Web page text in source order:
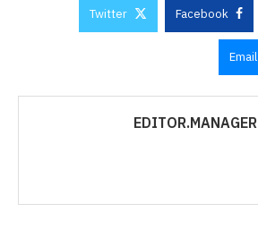
Facebook
Twitter
Email
EDITOR.MANAGER